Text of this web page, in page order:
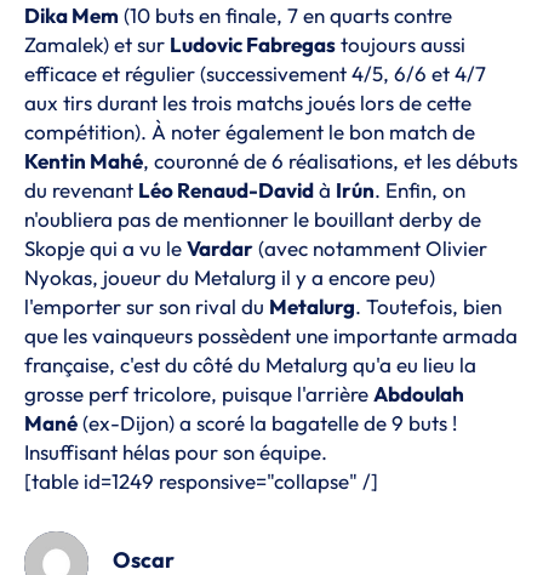
Dika Mem(10 buts en finale, 7 en quarts contre
Zamalek) et sur Ludovic Fabregastoujours aussi
efficace et régulier (successivement 4/5, 6/6 et 4/7
aux tirs durant les trois matchs joués lors de cette
compétition). À noter également le bon match de
Kentin Mahé, couronné de 6 réalisations, et les débuts
du revenant Léo Renaud-Davidà Irún. Enfin, on
n'oubliera pas de mentionner le bouillant derby de
Skopje qui a vu leVardar(avec notamment Olivier
Nyokas, joueur du Metalurg il y a encore peu)
l'emporter sur son rival du Metalurg. Toutefois, bien
que les vainqueurs possèdent une importante armada
française, c'est du côté du Metalurg qu'a eu lieu la
grosse perf tricolore, puisque l'arrièreAbdoulah
Mané(ex-Dijon) a scoré la bagatelle de 9 buts !
Insuffisant hélas pour son équipe.
[table id=1249 responsive="collapse" /]
Oscar